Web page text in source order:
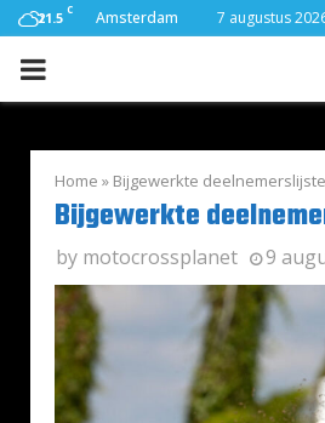
21.5 C Amsterdam 7 augustus
PRIMARY
Home » Bijgewerkte
Bijgewerkte
by motocrossplanet 9